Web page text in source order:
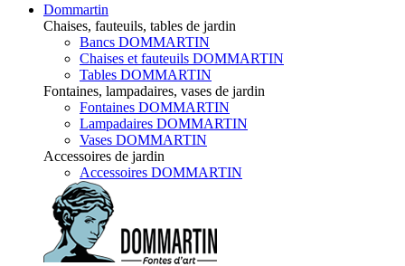
Dommartin
Chaises, fauteuils, tables de jardin
Bancs DOMMARTIN
Chaises et fauteuils DOMMARTIN
Tables DOMMARTIN
Fontaines, lampadaires, vases de jardin
Fontaines DOMMARTIN
Lampadaires DOMMARTIN
Vases DOMMARTIN
Accessoires de jardin
Accessoires DOMMARTIN